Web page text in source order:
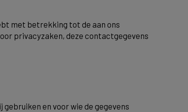
met betrekking tot de aan ons
privacyzaken, deze contactgegevens
en voor wie de gegevens